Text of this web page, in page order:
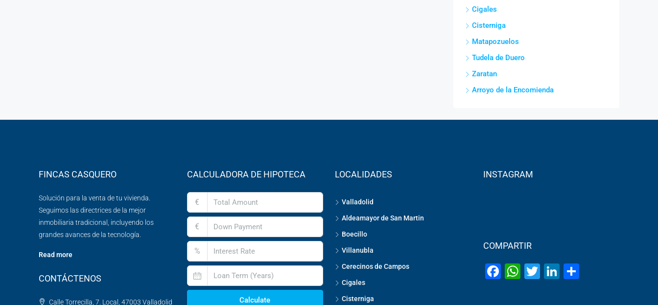
Cigales
Cisterniga
Matapozuelos
Tudela de Duero
Zaratan
Arroyo de la Encomienda
FINCAS CASQUERO
Solución para la venta de tu vivienda.
Seguimos las directrices de la mejor
inmobiliaria tradicional, incluyendo los
grandes avances de la tecnología.
Read more
CONTÁCTENOS
Calle Torrecilla, 7. Local, 47003 Valladolid
CALCULADORA DE HIPOTECA
€
€
%
Calculate
LOCALIDADES
Valladolid
Aldeamayor de San Martin
Boecillo
Villanubla
Cerecinos de Campos
Cigales
Cisterniga
INSTAGRAM
COMPARTIR
Facebook
WhatsApp
TwitterLinkedIn
Share